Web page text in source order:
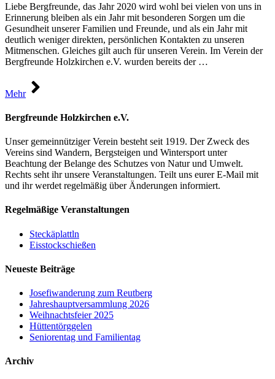
Liebe Bergfreunde, das Jahr 2020 wird wohl bei vielen von uns in
Erinnerung bleiben als ein Jahr mit besonderen Sorgen um die
Gesundheit unserer Familien und Freunde, und als ein Jahr mit
deutlich weniger direkten, persönlichen Kontakten zu unseren
Mitmenschen. Gleiches gilt auch für unseren Verein. Im Verein der
Bergfreunde Holzkirchen e.V. wurden bereits der …
Mehr
Bergfreunde Holzkirchen e.V.
Unser gemeinnütziger Verein besteht seit 1919. Der Zweck des
Vereins sind Wandern, Bergsteigen und Wintersport unter
Beachtung der Belange des Schutzes von Natur und Umwelt.
Rechts seht ihr unsere Veranstaltungen. Teilt uns eurer E-Mail mit
und ihr werdet regelmäßig über Änderungen informiert.
Regelmäßige Veranstaltungen
Steckäplattln
Eisstockschießen
Neueste Beiträge
Josefiwanderung zum Reutberg
Jahreshauptversammlung 2026
Weihnachtsfeier 2025
Hüttentörggelen
Seniorentag und Familientag
Archiv